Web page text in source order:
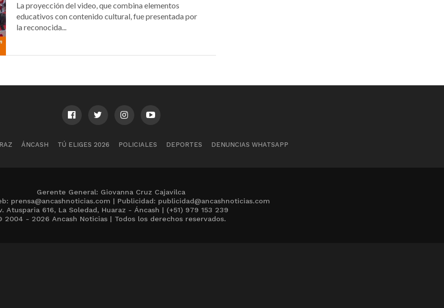
La proyección del video, que combina elementos
educativos con contenido cultural, fue presentada por
la reconocida...
ÁNCASH TÚ ELIGES 2026 POLICIALES DEPORTES DENUNCIAS WHATSAPP
Gerente General: Giovanna Cruz Cajavilca
prensa@ancashnoticias.com | Publicidad: publicidad@ancashnoticias.com
Atusparia 616, La Soledad, Huaraz - Áncash | (+51) 979 153 239
2004 - 2026 Ancash Noticias | Todos los derechos reservados.